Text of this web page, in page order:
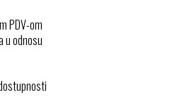
PDV-om
u odnosu